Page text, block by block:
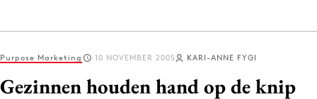
Log in
Purpose Marketing 10 NOVEMBER 2005 KARI-ANNE FYGI
Gezinnen houden hand op de knip